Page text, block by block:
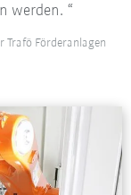
werden.
Trafö Förderanlagen